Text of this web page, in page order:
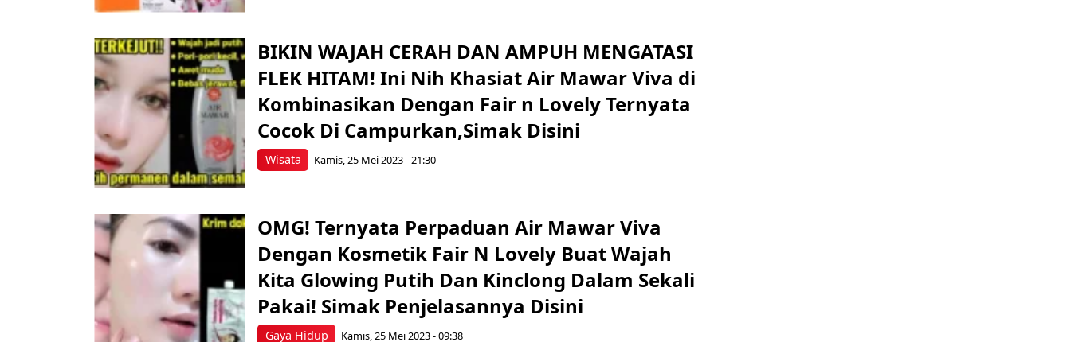
Wisata
BIKIN WAJAH CERAH DAN AMPUH MENGATASI
FLEK HITAM! Ini Nih Khasiat Air Mawar Viva di
Kombinasikan Dengan Fair n Lovely Ternyata
Cocok Di Campurkan,Simak Disini
Kamis, 25 Mei 2023 - 21:30
Gaya Hidup
OMG! Ternyata Perpaduan Air Mawar Viva
Dengan Kosmetik Fair N Lovely Buat Wajah
Kita Glowing Putih Dan Kinclong Dalam Sekali
Pakai! Simak Penjelasannya Disini
Kamis, 25 Mei 2023 - 09:38